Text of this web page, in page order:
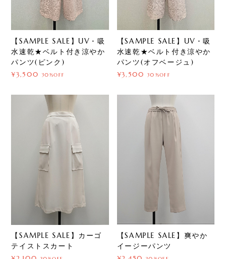
【SAMPLE SALE】UV・吸
水速乾★ベルト付き涼やか
パンツ(ピンク)
¥3,500 30%OFF
【SAMPLE SALE】UV・吸
水速乾★ベルト付き涼やか
パンツ(オフベージュ)
¥3,500 30%OFF
【SAMPLE SALE】カーゴ
テイストスカート
【SAMPLE SALE】爽やか
イージーパンツ